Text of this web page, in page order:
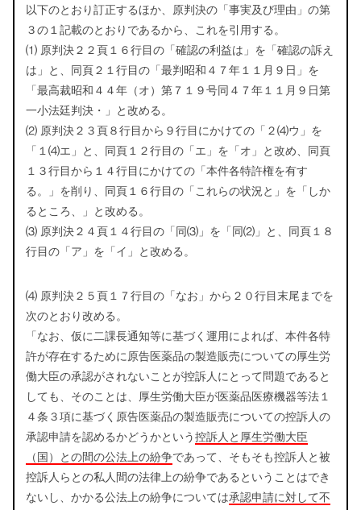
以下のとおり訂正するほか、原判決の「事実及び理由」の第
３の１記載のとおりであるから、これを引用する。
⑴ 原判決２２頁１６行目の「確認の利益は」を「確認の訴え
は」と、同頁２１行目の「最判昭和４７年１１月９日」を
「最高裁昭和４４年（オ）第７１９号同４７年１１月９日第
一小法廷判決・」と改める。
⑵ 原判決２３頁８行目から９行目にかけての「２⑷ウ」を
「１⑷エ」と、同頁１２行目の「エ」を「オ」と改め、同頁
１３行目から１４行目にかけての「本件各特許権を有す
る。」を削り、同頁１６行目の「これらの状況と」を「しか
るところ、」と改める。
⑶ 原判決２４頁１４行目の「同⑶」を「同⑵」と、同頁１８
行目の「ア」を「イ」と改める。
⑷ 原判決２５頁１７行目の「なお」から２０行目末尾までを
次のとおり改める。
「なお、仮に二課長通知等に基づく運用によれば、本件各特
許が存在するために原告医薬品の製造販売についての厚生労
働大臣の承認がされないことが控訴人にとって問題であると
しても、そのことは、厚生労働大臣が医薬品医療機器等法１
４条３項に基づく原告医薬品の製造販売についての控訴人の
承認申請を認めるかどうかという控訴人と厚生労働大臣
（国）との間の公法上の紛争であって、そもそも控訴人と被
控訴人らとの私人間の法律上の紛争であるということはでき
ないし、かかる公法上の紛争については承認申請に対して不